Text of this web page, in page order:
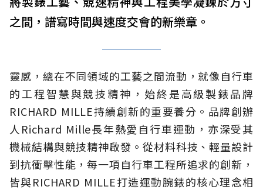
之間，譜寫時間與速度交會的新樂章。
靈感，總在不同領域的工藝之間流動，就像自行車
的工程智慧與競技精神，始終是高級製錶品牌
RICHARD MILLE持續創新的重要養分。品牌創辦
人Richard Mille長年熱愛自行車運動，亦深受其
機械結構與競技精神啟發。從材料科技、輕量設計
到抗衝擊性能，每一項自行車工程所追求的創新，
皆與RICHARD MILLE打造運動腕錶的核心理念相